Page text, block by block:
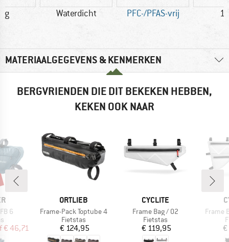
g Waterdicht PFC-/PFAS-vrij
MATERIAALGEGEVENS & KENMERKEN
BERGVRIENDEN DIE DIT BEKEKEN HEBBEN,
KEKEN OOK NAAR
6
prijs
€ 46,71
MERK
ORTLIEB
Artikel
Frame-Pack Toptube 4
Productgroep
Fietstas
Prijs
€ 124,95
MERK
CYCLITE
Artikel
Frame Bag / 02
Productgroep
Fietstas
Prijs
€ 119,95
Artikel
Frame
€